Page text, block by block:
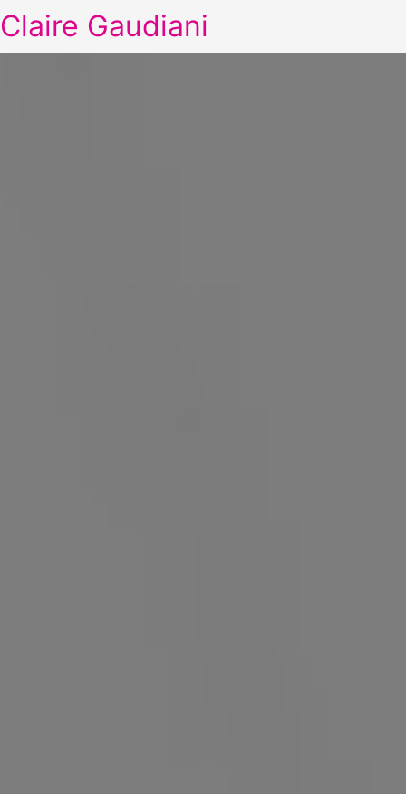
Claire Gaudiani